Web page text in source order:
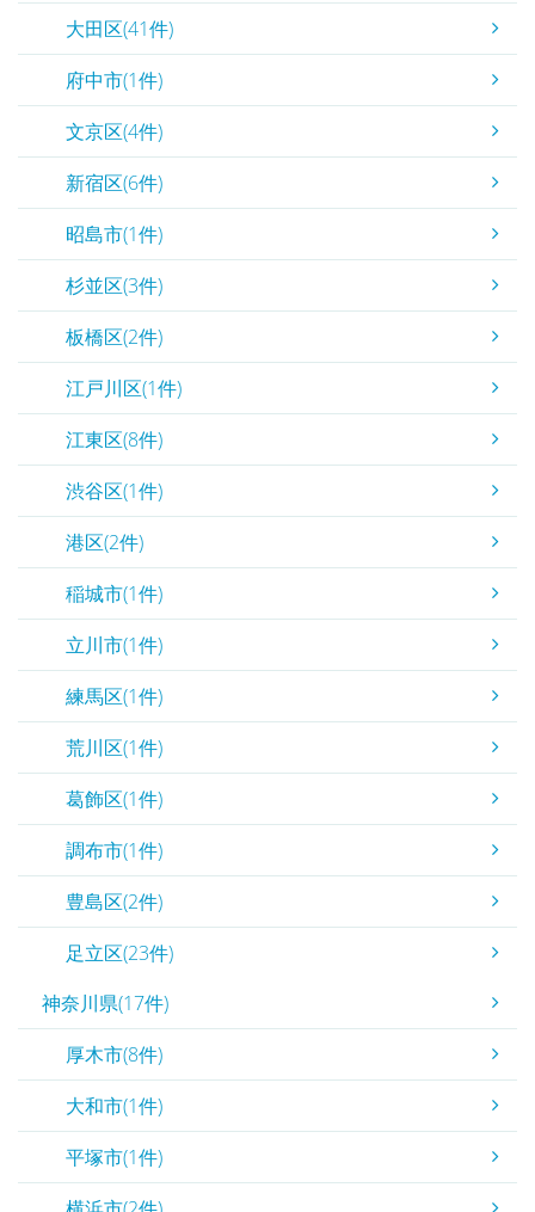
大田区(41件)
府中市(1件)
文京区(4件)
新宿区(6件)
昭島市(1件)
杉並区(3件)
板橋区(2件)
江戸川区(1件)
江東区(8件)
渋谷区(1件)
港区(2件)
稲城市(1件)
立川市(1件)
練馬区(1件)
荒川区(1件)
葛飾区(1件)
調布市(1件)
豊島区(2件)
足立区(23件)
神奈川県(17件)
厚木市(8件)
大和市(1件)
平塚市(1件)